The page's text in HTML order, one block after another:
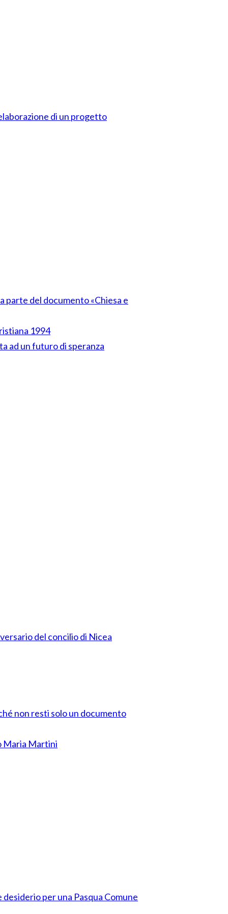
di un progetto
parte del documento «Chiesa e
1994
ad un futuro di speranza
del concilio di Nicea
non resti solo un documento
Maria Martini
per una Pasqua Comune